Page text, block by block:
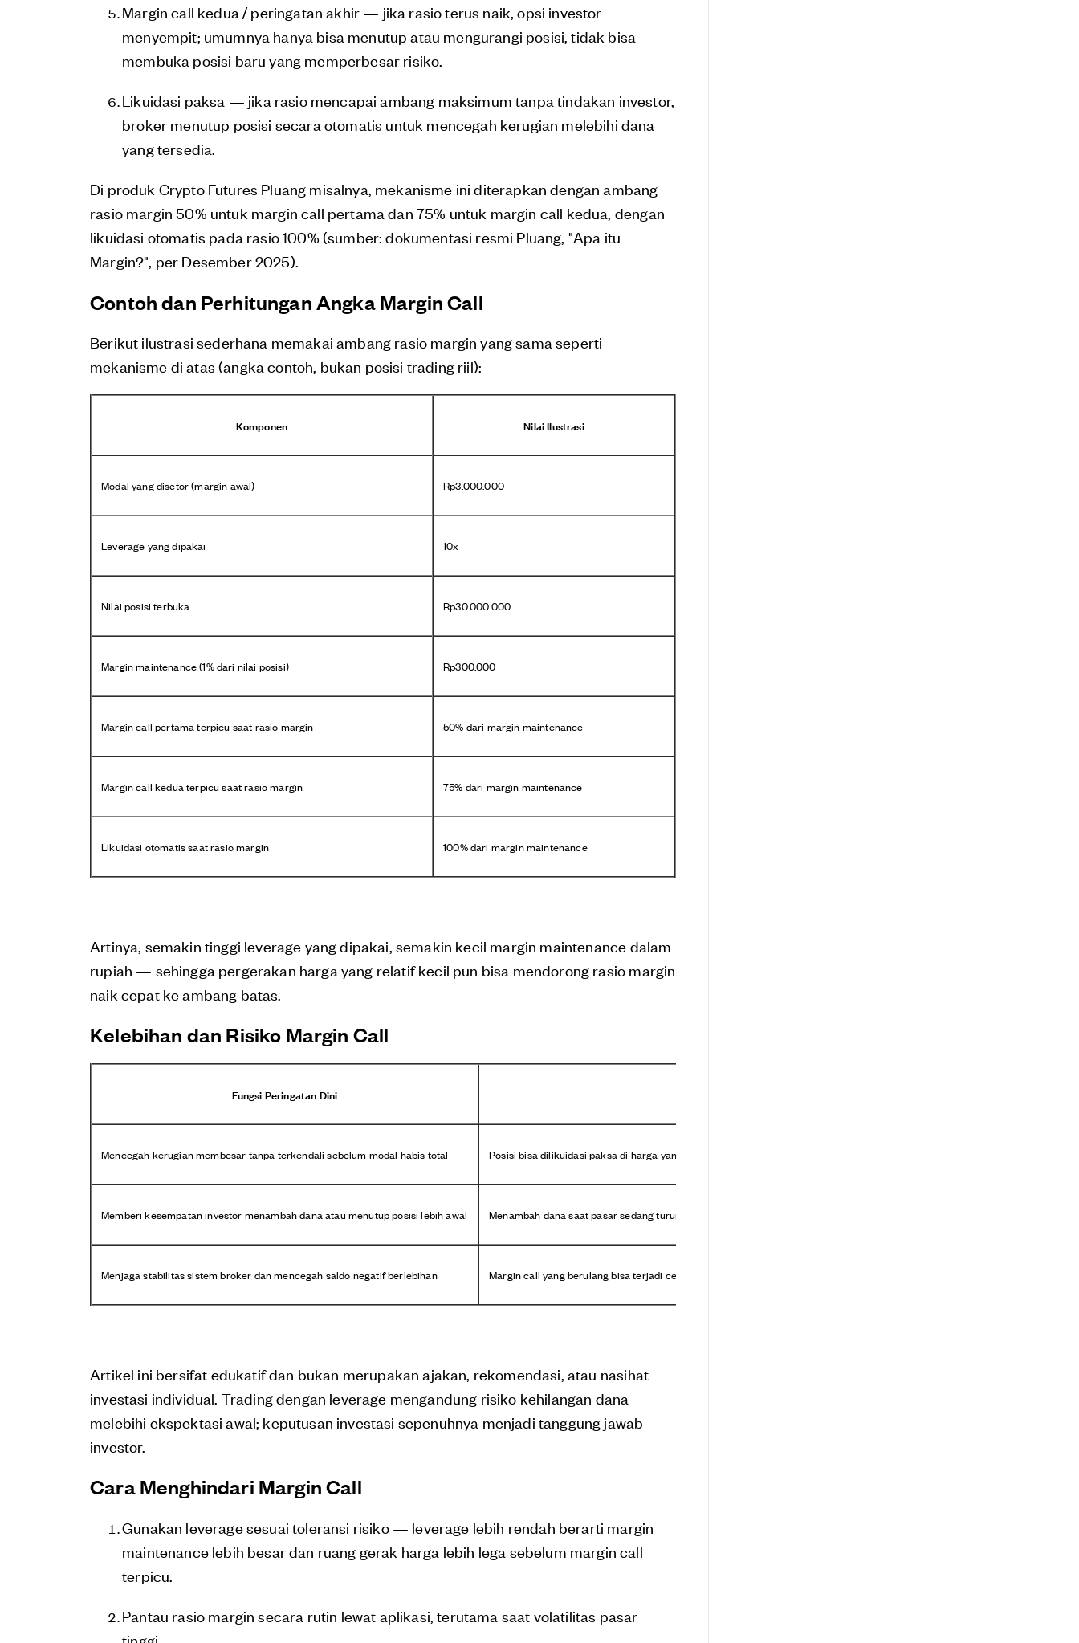
Margin call kedua / peringatan akhir — jika rasio terus naik, opsi investor
menyempit; umumnya hanya bisa menutup atau mengurangi posisi, tidak bisa
membuka posisi baru yang memperbesar risiko.
Likuidasi paksa — jika rasio mencapai ambang maksimum tanpa tindakan investor,
broker menutup posisi secara otomatis untuk mencegah kerugian melebihi dana
yang tersedia.
Di produk Crypto Futures Pluang misalnya, mekanisme ini diterapkan dengan ambang
rasio margin 50% untuk margin call pertama dan 75% untuk margin call kedua, dengan
likuidasi otomatis pada rasio 100% (sumber: dokumentasi resmi Pluang, "Apa itu
Margin?", per Desember 2025).
Contoh dan Perhitungan Angka Margin Call
Berikut ilustrasi sederhana memakai ambang rasio margin yang sama seperti
mekanisme di atas (angka contoh, bukan posisi trading riil):
Komponen Nilai Ilustrasi
Modal yang disetor (margin awal) Rp3.000.000
Leverage yang dipakai 10x
Nilai posisi terbuka Rp30.000.000
Margin maintenance (1% dari nilai posisi) Rp300.000
Margin call pertama terpicu saat rasio margin 50% dari margin maintenance
Margin call kedua terpicu saat rasio margin 75% dari margin maintenance
Likuidasi otomatis saat rasio margin 100% dari margin maintenance
Artinya, semakin tinggi leverage yang dipakai, semakin kecil margin maintenance dalam
rupiah — sehingga pergerakan harga yang relatif kecil pun bisa mendorong rasio margin
naik cepat ke ambang batas.
Kelebihan dan Risiko Margin Call
Fungsi Peringatan Dini
Mencegah kerugian membesar tanpa terkendali sebelum modal habis total Posisi bisa dilikuidasi paksa di harga yang tidak diinginkan investor
Memberi kesempatan investor menambah dana atau menutup posisi lebih awal Menambah dana saat pasar sedang turun bisa memperbesar total risiko jika tren berlanjut
Menjaga stabilitas sistem broker dan mencegah saldo negatif berlebihan Margin call yang berulang bisa terjadi cepat pada aset volatil dengan leverage tinggi
Artikel ini bersifat edukatif dan bukan merupakan ajakan, rekomendasi, atau nasihat
investasi individual. Trading dengan leverage mengandung risiko kehilangan dana
melebihi ekspektasi awal; keputusan investasi sepenuhnya menjadi tanggung jawab
investor.
Cara Menghindari Margin Call
Gunakan leverage sesuai toleransi risiko — leverage lebih rendah berarti margin
maintenance lebih besar dan ruang gerak harga lebih lega sebelum margin call
terpicu.
Pantau rasio margin secara rutin lewat aplikasi, terutama saat volatilitas pasar